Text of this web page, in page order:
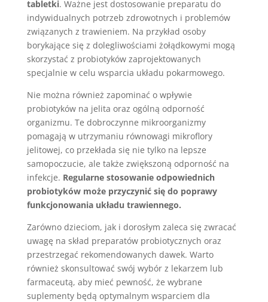
tabletki. Ważne jest dostosowanie preparatu do
indywidualnych potrzeb zdrowotnych i problemów
związanych z trawieniem. Na przykład osoby
borykające się z dolegliwościami żołądkowymi mogą
skorzystać z probiotyków zaprojektowanych
specjalnie w celu wsparcia układu pokarmowego.
Nie można również zapominać o wpływie
probiotyków na jelita oraz ogólną odporność
organizmu. Te dobroczynne mikroorganizmy
pomagają w utrzymaniu równowagi mikroflory
jelitowej, co przekłada się nie tylko na lepsze
samopoczucie, ale także zwiększoną odporność na
infekcje. Regularne stosowanie odpowiednich
probiotyków może przyczynić się do poprawy
funkcjonowania układu trawiennego.
Zarówno dzieciom, jak i dorosłym zaleca się zwracać
uwagę na skład preparatów probiotycznych oraz
przestrzegać rekomendowanych dawek. Warto
również skonsultować swój wybór z lekarzem lub
farmaceutą, aby mieć pewność, że wybrane
suplementy będą optymalnym wsparciem dla